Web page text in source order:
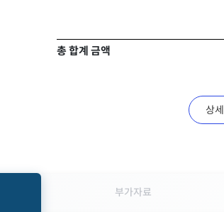
총 합계 금액
상
부가자료